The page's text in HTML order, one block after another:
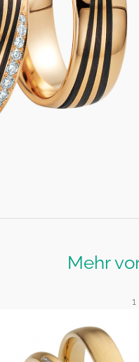
Mehr
1